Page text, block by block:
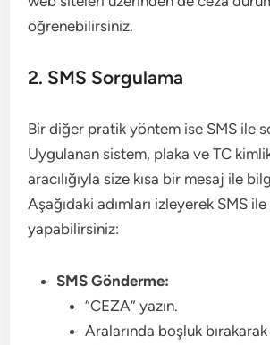
öğrenebilirsiniz.
2. SMS Sorgulama
Bir diğer pratik yöntem ise SMS ile
Uygulanan sistem, plaka ve TC
aracılığıyla size kısa bir mesaj ile
Aşağıdaki adımları izleyerek SMS
yapabilirsiniz:
SMS Gönderme:
“CEZA” yazın.
Aralarında boşluk bırakarak